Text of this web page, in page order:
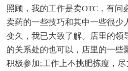
照顾，我的工作是卖OTC，有问
卖药的一些技巧和其中一些很少
变久，我已大致了解。店里的领
的关系处的也可以，店里的一些
积极参加;工作上不挑肥拣瘦，